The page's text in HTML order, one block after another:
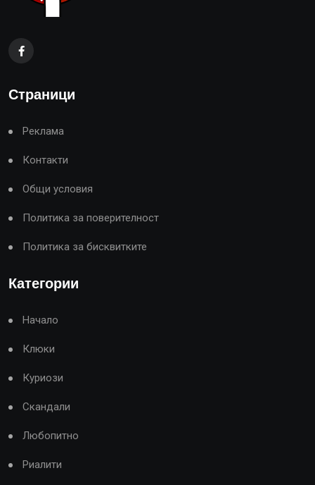
Страници
Реклама
Контакти
Общи условия
Политика за поверителност
Политика за бисквитките
Категории
Начало
Клюки
Куриози
Скандали
Любопитно
Риалити